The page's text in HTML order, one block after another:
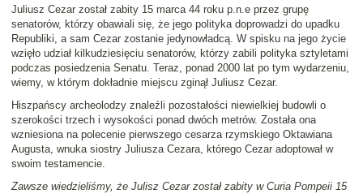
Juliusz Cezar został zabity 15 marca 44 roku p.n.e przez grupę
senatorów, którzy obawiali się, że jego polityka doprowadzi do upadku
Republiki, a sam Cezar zostanie jedynowładcą. W spisku na jego życie
wzięło udział kilkudziesięciu senatorów, którzy zabili polityka sztyletami
podczas posiedzenia Senatu. Teraz, ponad 2000 lat po tym wydarzeniu,
wiemy, w którym dokładnie miejscu zginął Juliusz Cezar.
Hiszpańscy archeolodzy znaleźli pozostałości niewielkiej budowli o
szerokości trzech i wysokości ponad dwóch metrów. Została ona
wzniesiona na polecenie pierwszego cesarza rzymskiego Oktawiana
Augusta, wnuka siostry Juliusza Cezara, którego Cezar adoptował w
swoim testamencie.
Zawsze wiedzieliśmy, że Julisz Cezar został zabity w Curia Pompeii 15